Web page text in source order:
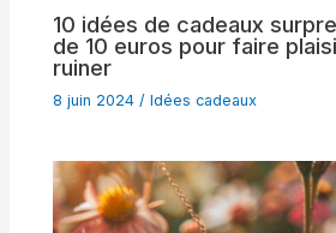
10 idées de cadeaux
de 10 euros pour faire
ruiner
8 juin 2024/Idées cadeaux